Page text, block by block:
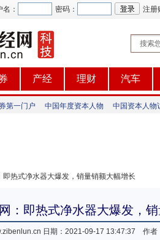
名： 密码： 注册
产经 理财 汽车
第一门户 中国年度资本人物 中国资本人物
即热式净水器大爆发，销量销额大幅增长
：即热式净水器大爆发，
日期：2021-09-17 13:47:37 作